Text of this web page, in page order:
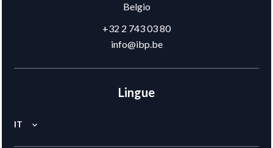
Belgio
+32 2 743 03 80
info@ibp.be
Lingue
IT